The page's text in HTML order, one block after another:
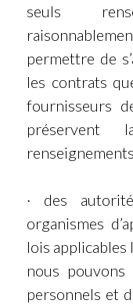
seuls
permettre de
les contrats
fournisseurs
préservent
· des
organismes
lois applicables
nous pouvons
personnels et